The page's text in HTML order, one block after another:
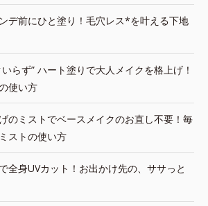
デ前にひと塗り！毛穴レス*を叶える下地
いらず” ハート塗りで大人メイクを格上げ！
使い方
のミストでベースメイクのお直し不要！毎
ストの使い方
全身UVカット！お出かけ先の、ササっと